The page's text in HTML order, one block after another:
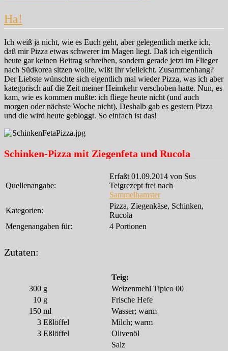
Ha!
Ich weiß ja nicht, wie es Euch geht, aber gelegentlich merke ich,
daß mir Pizza etwas schwerer im Magen liegt. Daß ich eigentlich
heute gar keinen Beitrag schreiben, sondern gerade jetzt im Flieger
nach Südkorea sitzen wollte, wißt Ihr vielleicht. Zusammenhang?
Der Liebste wünschte sich eigentlich mal wieder Pizza, was ich aber
kategorisch auf die Zeit meiner Heimkehr verschoben hatte. Nun, es
kam, wie es kommen mußte: ich fliege heute nicht (und auch
morgen oder nächste Woche nicht). Deshalb gab es gestern Pizza
und die wird heute gebloggt. So einfach ist das!
Schinken-Pizza mit Ziegenfeta und Rucola
Quellenangabe:
Erfaßt 01.09.2014 von Sus
Teigrezept frei nach
Sammelhamster
Kategorien:
Pizza, Ziegenkäse, Schinken,
Rucola
Mengenangaben für:
4 Portionen
Zutaten:
Teig:
300 g
Weizenmehl Tipico 00
10 g
Frische Hefe
150 ml
Wasser; warm
3 Eßlöffel
Milch; warm
3 Eßlöffel
Olivenöl
Salz